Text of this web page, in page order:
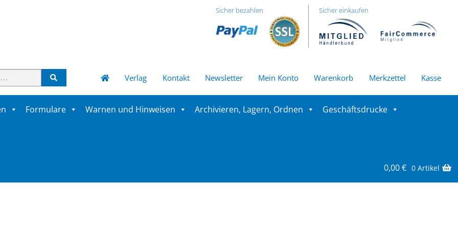
Sicher bezahlen Sicher einkaufen
Verlag Kontakt Newsletter Mein Konto Warenkorb Merkzettel Kasse
Formulare Warnen und Hinweisen Archivieren, Lagern, Ordnen Geschäftsdrucke
0,00€ 0 Artikel